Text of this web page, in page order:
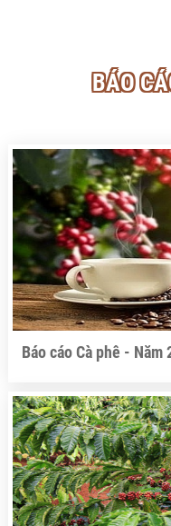
BÁO
Báo cáo Cà phê - Năm